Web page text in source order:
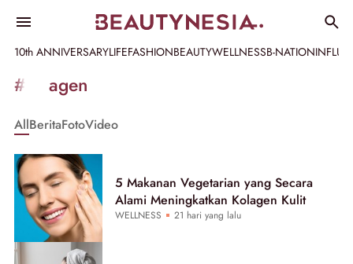
10th ANNIVERSARYLIFEFASHIONBEAUTYWELLNESSB-NATION
Informasi
[GET_DATA_TITLE]
Beautynesia
#kolagen
AllBeritaFotoVideo
5 Makanan Vegetarian yang Secara
Alami Meningkatkan Kolagen Kulit
WELLNESS 21 hari yang lalu